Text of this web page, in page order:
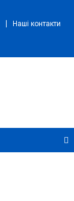
Наші контакти